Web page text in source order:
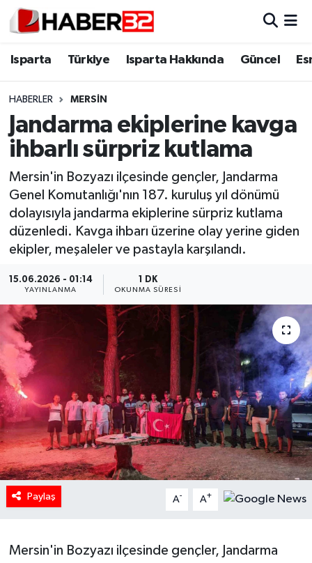
Isparta Türkiye Isparta Hakkında Güncel
HABERLER MERSIN
Jandarma ekiplerine kavga
ihbarlı sürpriz kutlama
Mersin'in Bozyazı ilçesinde gençler, Jandarma
Genel Komutanlığı'nın 187. kuruluş yıl dönümü
dolayısıyla jandarma ekiplerine sürpriz kutlama
düzenledi. Kavga ihbarı üzerine olay yerine giden
ekipler, meşaleler ve pastayla karşılandı.
15.06.2026 - 01:14
YAYINLANMA
1 DK
OKUNMA SÜRESI
Paylaş A- A+
Mersin'in Bozyazı ilçesinde gençler, Jandarma
Isparta
Esnaf Diyor ki;
ASAYİŞ
BİLİM VE TEKNOLOJİ
EĞİTİM
HABERDE İNSAN
KÜLTÜR SANAT
MAGAZİN
Oyun
RESMİ İLANLAR
Isparta Nöbetçi Eczaneler
Isparta Trafik Yoğunluk Haritası
Süper Lig Puan Durumu ve Fikstür
Tüm Manşetler
Son Dakika Haberleri